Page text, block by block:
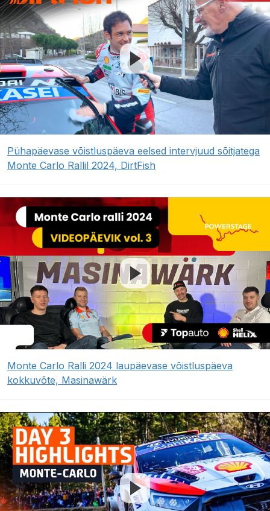
Pühapäevase võistluspäeva eelsed intervjuud sõitjatega
Monte Carlo Rallil 2024, DirtFish
Monte Carlo Ralli 2024 laupäevase võistluspäeva
kokkuvõte, Masinawärk